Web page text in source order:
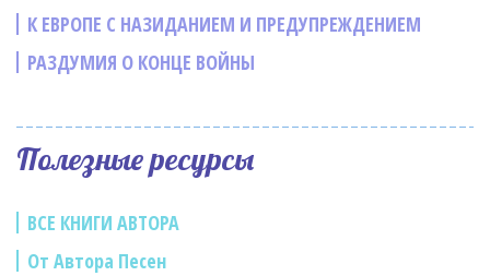
К ЕВРОПЕ С НАЗИДАНИЕМ И ПРЕДУПРЕЖДЕНИЕМ
РАЗДУМИЯ О КОНЦЕ ВОЙНЫ
Полезные ресурсы
ВСЕ КНИГИ АВТОРА
От Автора Песен